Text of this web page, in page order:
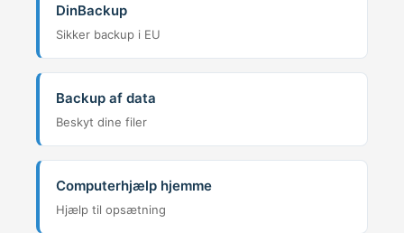
DinBackup
Sikker backup i EU
Backup af data
Beskyt dine filer
Computerhjælp hjemme
Hjælp til opsætning